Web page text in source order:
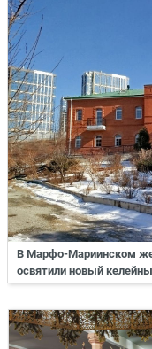
В Марфо-Мариинском
освятили новый